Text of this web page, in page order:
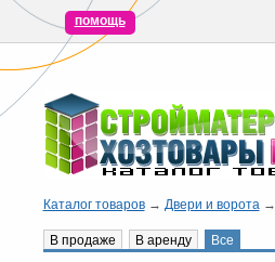
помощь
Каталог товаров→ Двери и ворота→
В продаже В аренду Все